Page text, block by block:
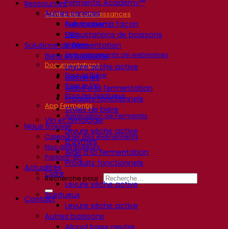
Ressources
Centre de connaissances
Avis d’experts
FAQ
Vidéos
Enregistrements de webinaires
Documentations
Pour la Bière
Pour le Vin
Pour les Spiritueux
App Fermentis
Application de Fermentis
Nous trouver
Calendrier des événements
Nos distributeurs
Parlons-en
Actualités
Recherche pour :
Contact
Fermentis Academy™
Autres services
Fabrication à façon
Dégustations de boissons
Solutions de fermentation
Bière et brasserie
Levure sèche active
Bactéries
Aides à la fermentation
Produits fonctionnels
Styles de bière
Vin et œnologie
Levure sèche active
Enzymes
Aide à la fermentation
Produits fonctionnels
Cidre
Levure sèche active
Spiritueux
Levure sèche active
Autres boissons
Alcool base neutre